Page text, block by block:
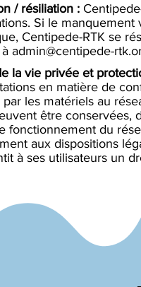
/ résiliation :
Si le manquement
Centipede-RTK se
àadmin@centipede-
la vie privée et
en matière de
les matériels au
être conservées,
fonctionnement du
aux dispositions
à ses utilisateurs un